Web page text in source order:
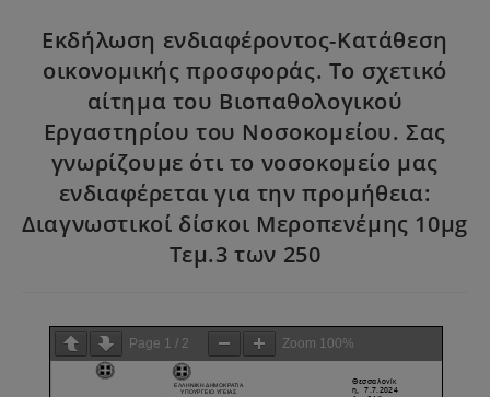
Εκδήλωση ενδιαφέροντος-Κατάθεση
οικονομικής προσφοράς. Το σχετικό
αίτημα του Bιοπαθολογικού
Εργαστηρίου του Νοσοκομείου. Σας
γνωρίζουμε ότι το νοσοκομείο μας
ενδιαφέρεται για την προμήθεια:
Διαγνωστικοί δίσκοι Μεροπενέμης 10μg
Τεμ.3 των 250
Page 1 / 2 Zoom 100%